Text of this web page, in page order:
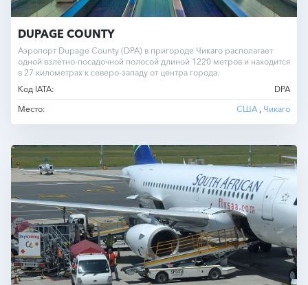
DUPAGE COUNTY
Аэропорт Dupage County (DPA) в пригороде Чикаго располагает
одной взлётно-посадочной полосой длиной 1220 метров и находится
в 27 километрах к северо-западу от центра города.
Код IATA:
DPA
Место:
США Чикаго